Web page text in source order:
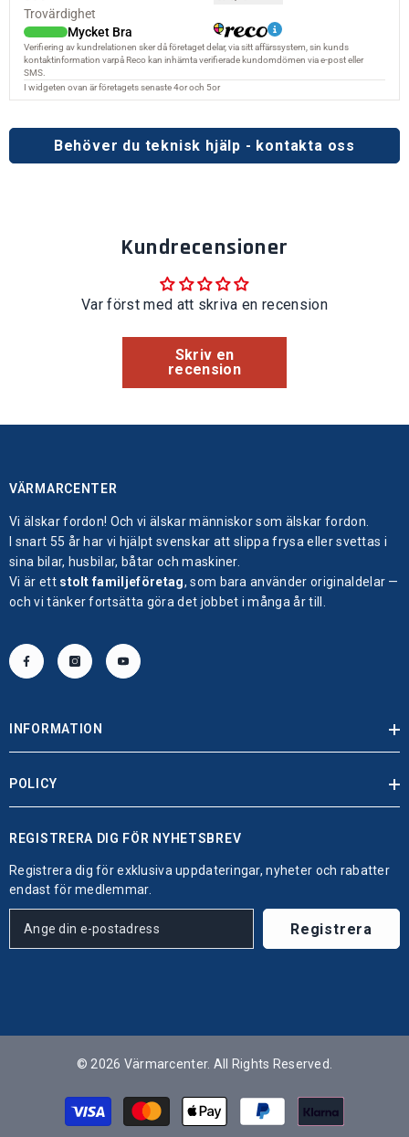
Behöver du teknisk hjälp - kontakta oss
Kundrecensioner
Var först med att skriva en recension
Skriv en
recension
VÄRMARCENTER
Vi älskar fordon! Och vi älskar människor som älskar fordon.
I snart 55 år har vi hjälpt svenskar att slippa frysa eller svettas i
sina bilar, husbilar, båtar och maskiner.
Vi är ett stolt familjeföretag, som bara använder originaldelar —
och vi tänker fortsätta göra det jobbet i många år till.
INFORMATION
POLICY
REGISTRERA DIG FÖR NYHETSBREV
Registrera dig för exklusiva uppdateringar, nyheter och rabatter
endast för medlemmar.
Registrera
© 2026 Värmarcenter. All Rights Reserved.
Betalningsmetoder